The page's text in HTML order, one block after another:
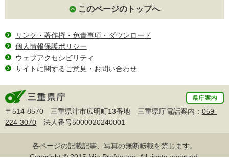
このページのトップへ
リンク・著作権・免責事項・ダウンロード
個人情報保護ポリシー
ウェブアクセシビリティ
サイトに関するご意見・お問い合わせ
〒514-8570 三重県津市広明町13番地 三重県庁電話案内： 059-
224-3070 法人番号5000020240001
各ページの記載記事、写真の無断転載を禁じます。